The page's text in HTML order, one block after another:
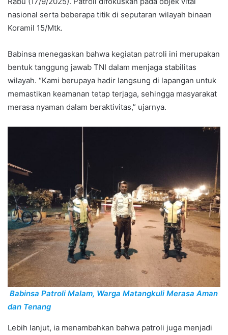
nasional serta beberapa titik di seputaran wilayah binaan
Koramil 15/Mtk.
Babinsa menegaskan bahwa kegiatan patroli ini merupakan
bentuk tanggung jawab TNI dalam menjaga stabilitas
wilayah. “Kami berupaya hadir langsung di lapangan untuk
memastikan keamanan tetap terjaga, sehingga masyarakat
merasa nyaman dalam beraktivitas,” ujarnya.
Babinsa Patroli Malam, Warga Matangkuli Merasa Aman
dan Tenang
Lebih lanjut, ia menambahkan bahwa patroli juga menjadi